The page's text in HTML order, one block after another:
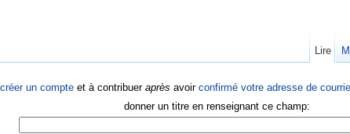
créer un compte et à contribuer après avoir confirmé votre adresse de courriel
donner un titre en renseignant ce champ:
Lire